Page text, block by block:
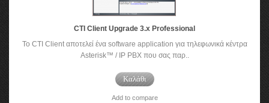
CTI Client Upgrade 3.x Professional
To CTI Client αποτελεί ένα software application για τηλεφωνικά κέντρα
Asterisk™ / IP PBX που σας παρ..
Καλάθι
Add to compare